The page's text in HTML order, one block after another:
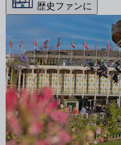
歴史ファンに